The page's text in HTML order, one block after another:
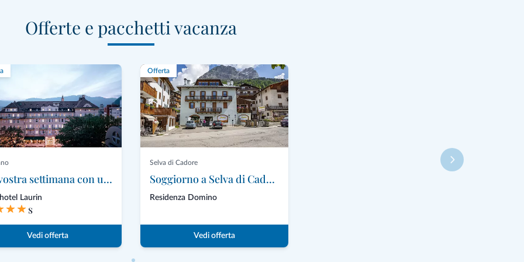
Offerte e pacchetti vacanza
La vostra settimana con una notte gratuita
Laurin
s
Vedi offerta
Offerta
Selva di Cadore
Soggiorno a Selva di Cadore - Val Fiorentina - Dolomiti
Residenza Domino
Vedi offerta